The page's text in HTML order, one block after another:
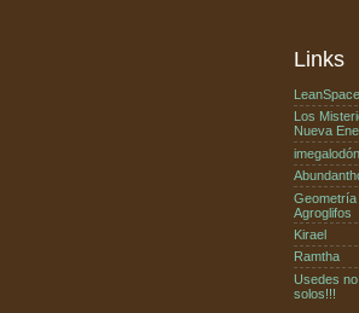
llaman
Links
LeanSpace
Los
Nueva
imegalodón
Geometría
Agroglifos
Kirael
Ramtha
Usedes
solos!!!